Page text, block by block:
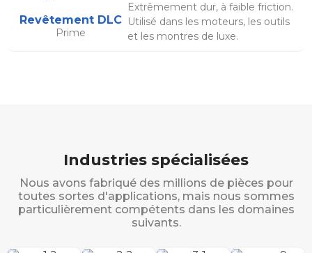
Revêtement DLC
Prime
Extrêmement dur, à faible friction.
Utilisé dans les moteurs, les outils
et les montres de luxe.
Industries spécialisées
Nous avons fabriqué des millions de pièces pour
toutes sortes d'applications, mais nous sommes
particulièrement compétents dans les domaines
suivants.